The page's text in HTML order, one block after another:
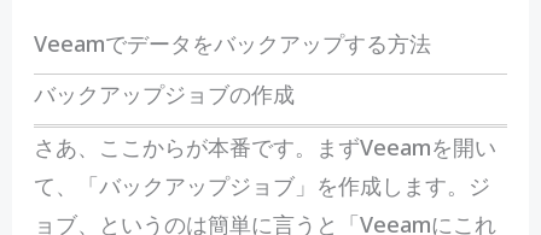
Veeamでデータをバックアップする方法
バックアップジョブの作成
さあ、ここからが本番です。まずVeeamを開い
て、「バックアップジョブ」を作成します。ジ
ョブ、というのは簡単に言うと「Veeamにこれ